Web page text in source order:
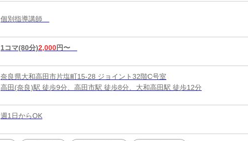
個別指導講師
1コマ(80分)2,000円〜
奈良県大和高田市片塩町15-28 ジョイント32階C号室
高田(奈良)駅 徒歩9分、高田市駅 徒歩8分、大和高田駅 徒歩12分
週1日からOK